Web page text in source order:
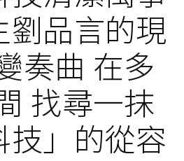
劉品言的現
奏曲 在多
找尋一抹
技」的從容